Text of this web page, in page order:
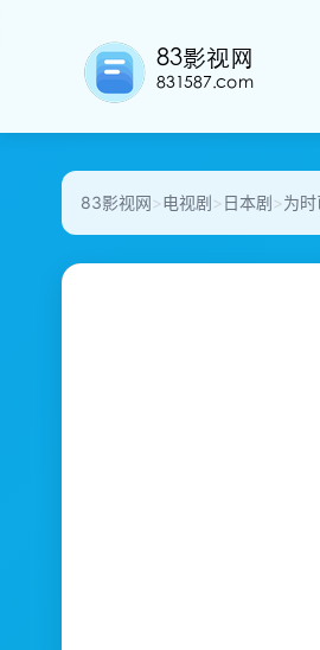
83影视网>电视剧> 日本剧>为时